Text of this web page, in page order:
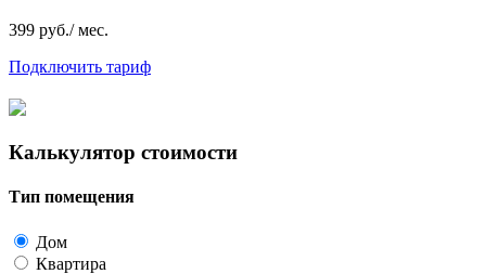
399 руб./ мес.
Подключить тариф
Калькулятор стоимости
Тип помещения
Дом
Квартира